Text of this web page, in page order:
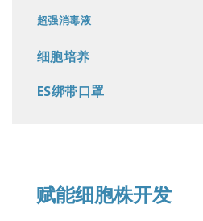
超强消毒液
细胞培养
ES绑带口罩
赋能细胞株开发